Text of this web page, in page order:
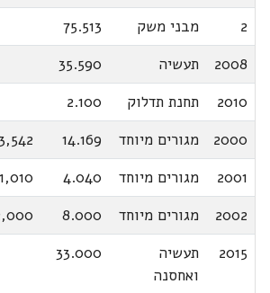
2
מבני משק
75.513
2008
תעשיה 35.590
2010
תחנת תדלוק
2.100
2000
מגורים מיוחד 14.169
3,542
2001
מגורים מיוחד 4.040
1,010
2002
מגורים מיוחד 8.000
2015
תעשיה
ואחסנה
33.000